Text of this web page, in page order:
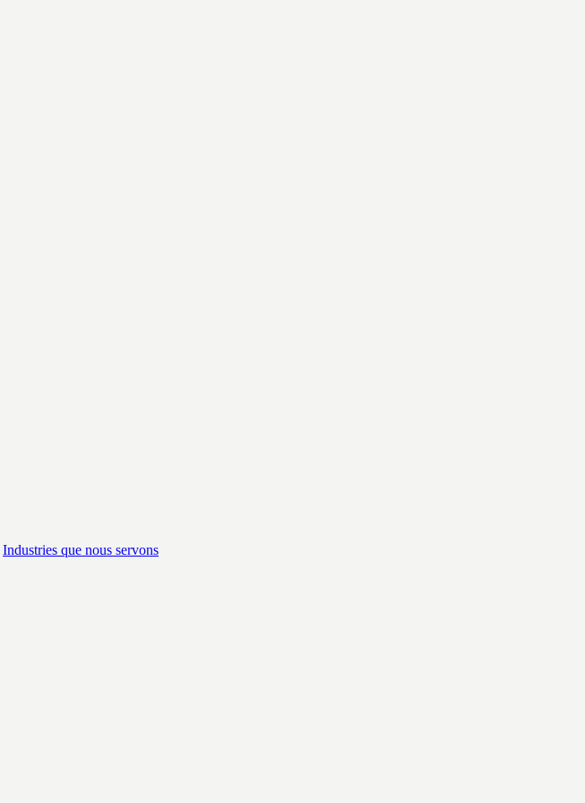
Industries que nous servons